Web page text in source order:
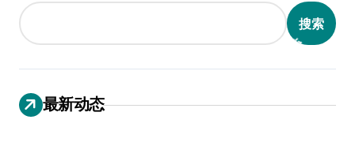
搜索
最新动态